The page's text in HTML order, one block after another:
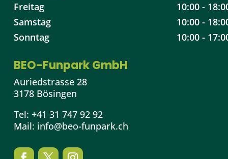
Freitag
10:00 -
Samstag
10:00 -
Sonntag
10:00 -
BEO-Funpark GmbH
Auriedstrasse 28
3178 Bösingen
Tel: +41 31 747 92 92
Mail: info@beo-funpark.ch